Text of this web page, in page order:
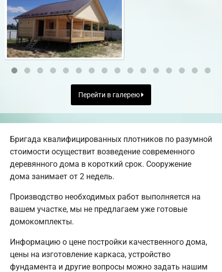
Перейти в галерею
Бригада квалифицированных плотников по разумной
стоимости осуществит возведение современного
деревянного дома в короткий срок. Сооружение
дома занимает от 2 недель.
Производство необходимых работ выполняется на
вашем участке, мы не предлагаем уже готовые
домокомплекты.
Информацию о цене постройки качественного дома,
цены на изготовление каркаса, устройство
фундамента и другие вопросы можно задать нашим